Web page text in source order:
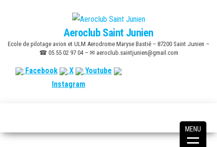
content
Aeroclub Saint Junien
Ecole de pilotage avion et ULM Aerodrome Maryse Bastié – 87200 Saint Junien –
☎ 05 55 02 97 04 – ✉ aeroclub.saintjunien@gmail.com
Facebook X
Youtube
Instagram
MENU